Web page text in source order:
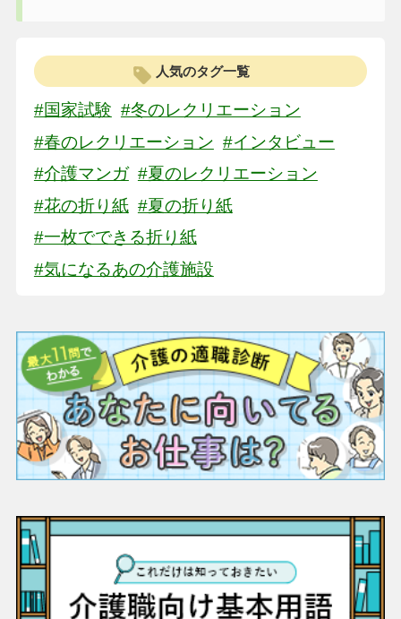
人気のタグ一覧
#国家試験 #冬のレクリエーション
#春のレクリエーション #インタビュー
#介護マンガ #夏のレクリエーション
#花の折り紙 #夏の折り紙
#一枚でできる折り紙
#気になるあの介護施設